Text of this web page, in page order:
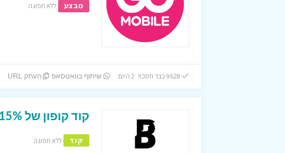
מבצע ללא תפוגה
9628 כבר חסכו! 2 היום שיתוף בוואטסאפ העתק URL
קוד קופון של 15% הנחה באתר ביוטי ביי !
קוד ללא תפוגה